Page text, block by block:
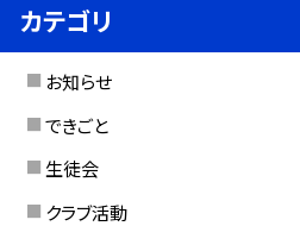
カテゴリ
お知らせ
できごと
生徒会
クラブ活動